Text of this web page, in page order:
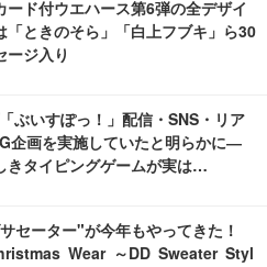
ード付ウエハース第6弾の全デザイ
「ときのそら」「白上フブキ」ら30
ージ入り
ぶいすぽっ！」配信・SNS・リア
企画を実施していたと明らかに―
きタイピングゲームが実は…
セーター"が今年もやってきた！
Wear ～DD Sweater Styl